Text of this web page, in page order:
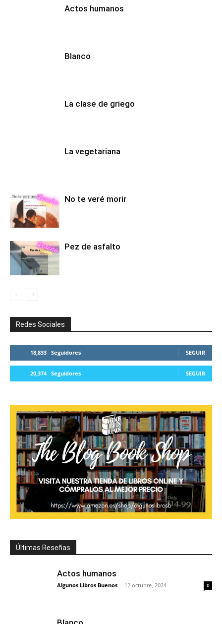
Actos humanos
Blanco
La clase de griego
La vegetariana
No te veré morir
Pez de asfalto
Redes Sociales
18,833 Seguidores SEGUIR
20,374 Seguidores SEGUIR
Últimas Reseñas
Actos humanos
Algunos Libros Buenos - 12 octubre, 2024 0